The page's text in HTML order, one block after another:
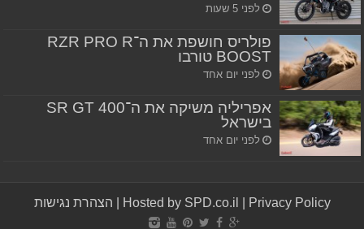
לפני 5 שעות
פולריס חושפת את ה־RZR PRO R
BOOST טורבו
לפני יום אחד
אפריליה משיקה את ה־SR GT 400
בישראל
לפני יום אחד
Hosted by SPD.co.il Privacy Policy הצהרת נגישות